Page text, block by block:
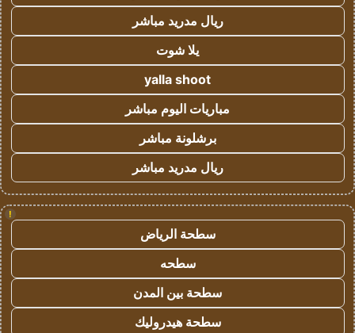
ريال مدريد مباشر
يلا شوت
yalla shoot
مباريات اليوم مباشر
برشلونة مباشر
ريال مدريد مباشر
!
سطحة الرياض
سطحه
سطحة بين المدن
سطحة هيدروليك